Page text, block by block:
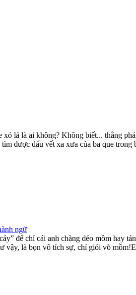
xỏ lá là ai không? Không biết... thằng
được dấu vết xa xưa của ba que trong
ngữ
để chỉ cái anh chàng dẻo mồm hay
vậy, là bọn vô tích sự, chỉ giỏi võ